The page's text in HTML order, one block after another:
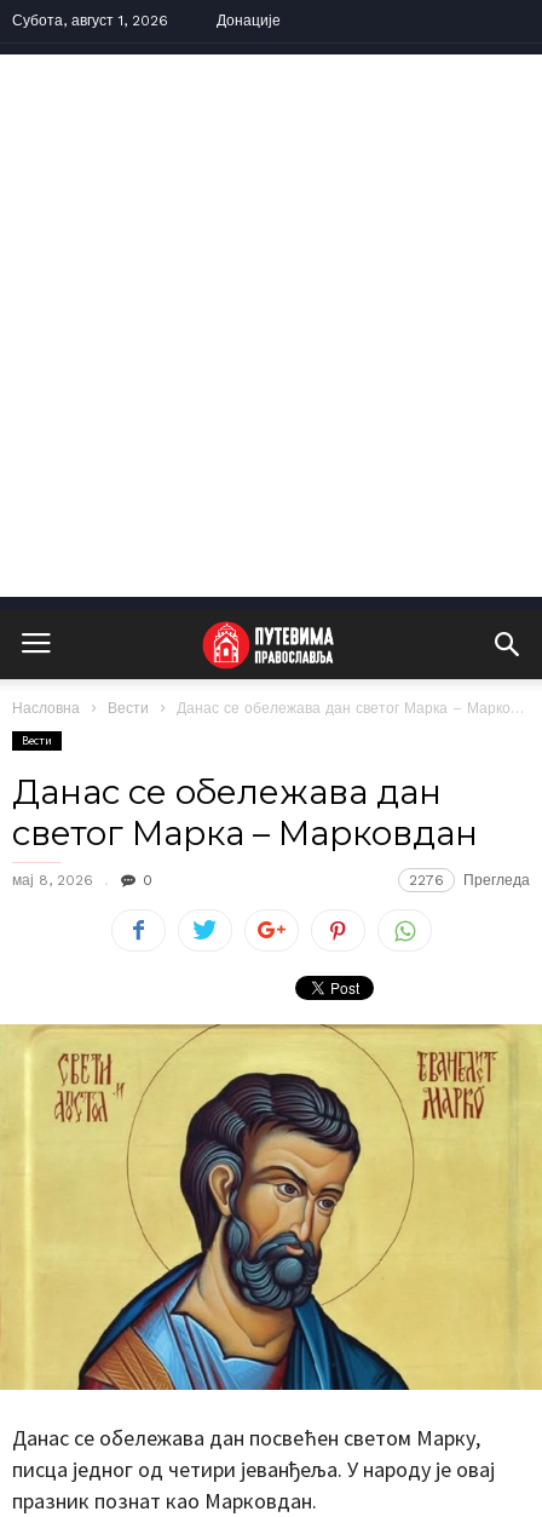
Субота, август 1, 2026 Донације
Насловна Вести Данас се обележава дан светог Марка – Марковдан
Вести
Данас се обележава дан
светог Марка – Марковдан
мај 8, 2026 0 2276 Прегледа
Данас се обележава дан посвећен светом Марку,
писца једног од четири јеванђеља. У народу је овај
празник познат као Марковдан.